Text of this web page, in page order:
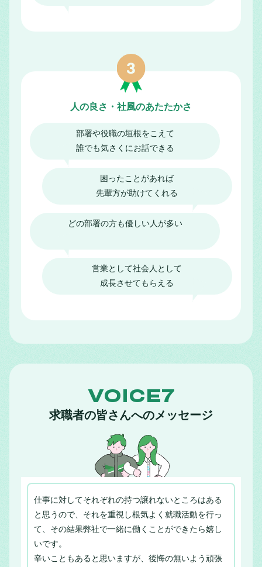
人の良さ・社風のあたたかさ
部署や役職の垣根をこえて
誰でも気さくにお話できる
困ったことがあれば
先輩方が助けてくれる
どの部署の方も優しい人が多い
営業として社会人として
成長させてもらえる
VOICE7
求職者の皆さんへのメッセージ
仕事に対してそれぞれの持つ譲れないところはある
と思うので、それを重視し根気よく就職活動を行っ
て、その結果弊社で一緒に働くことができたら嬉し
いです。
辛いこともあると思いますが、後悔の無いよう頑張